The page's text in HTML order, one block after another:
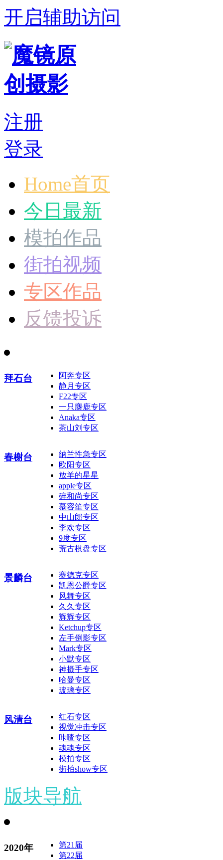
开启辅助访问
注册
登录
Home首页
今日最新
模拍作品
街拍视频
专区作品
反馈投诉
拜石台
阿奔专区
静月专区
F22专区
一只麋鹿专区
Anaka专区
茶山刘专区
春榭台
纳兰性急专区
欧阳专区
放羊的星星
apple专区
碎和尚专区
慕容笙专区
中山郎专区
李欢专区
9度专区
荒古棋盘专区
景麟台
赛德克专区
凯恩公爵专区
风舞专区
久久专区
辉辉专区
Ketchup专区
左手倒影专区
Mark专区
小默专区
神摄手专区
哈曼专区
玻璃专区
风清台
红石专区
视觉冲击专区
咔喳专区
魂魂专区
模拍专区
街拍show专区
版块导航
2020年
第21届
第22届